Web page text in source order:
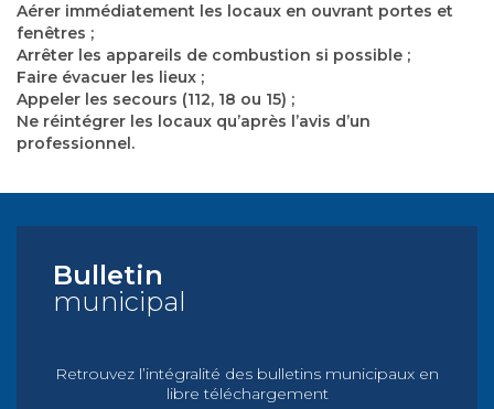
Aérer immédiatement les locaux en ouvrant portes et
fenêtres ;
Arrêter les appareils de combustion si possible ;
Faire évacuer les lieux ;
Appeler les secours (112, 18 ou 15) ;
Ne réintégrer les locaux qu’après l’avis d’un
professionnel.
Bulletin
municipal
Retrouvez l’intégralité des bulletins municipaux en
libre téléchargement